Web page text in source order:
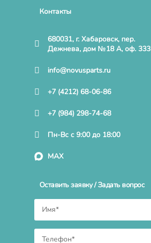
Контакты
680031, г. Хабаровск, пер.
Дежнева, дом №18 А, оф. 333
info@novusparts.ru
+7 (4212) 68-06-86
+7 (984) 298-74-68
Пн-Вс с 9:00 до 18:00
MAX
Оставить заявку / Задать вопрос